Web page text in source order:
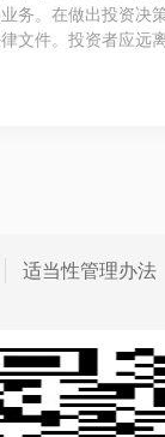
。在做出投资
件。投资者应
适当性管理办法